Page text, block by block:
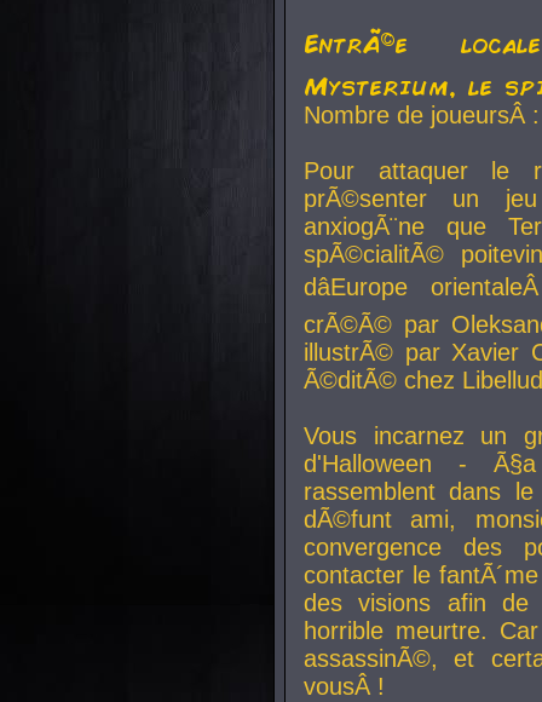
EntrÃ©e
Mysterium, le
Nombre de
Pour attaquer le
prÃ©senter un
anxiogÃ¨ne que
spÃ©cialitÃ©
dâEurope
crÃ©Ã© par
illustrÃ© par Xavier
Ã©ditÃ© chez
Vous incarnez un
d'Halloween -
rassemblent dans
dÃ©funt ami,
convergence des
contacter le
des visions afin
horrible meurtre.
assassinÃ©, et
vousÂ !